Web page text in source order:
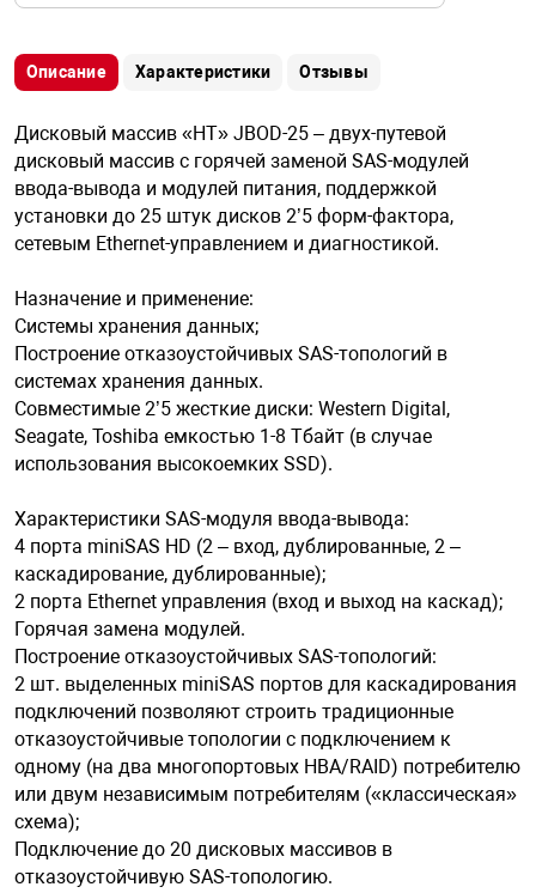
техника
средства охраны
сигнализации
безопасность
Описание Характеристики Отзывы
Дисковый массив «НТ» JBOD-25 – двух-путевой
дисковый массив с горячей заменой SAS-модулей
ввода-вывода и модулей питания, поддержкой
установки до 25 штук дисков 2’5 форм-фактора,
сетевым Ethernet-управлением и диагностикой.
Назначение и применение:
Системы хранения данных;
Построение отказоустойчивых SAS-топологий в
системах хранения данных.
Совместимые 2’5 жесткие диски: Western Digital,
Seagate, Toshiba емкостью 1-8 Тбайт (в случае
использования высокоемких SSD).
Характеристики SAS-модуля ввода-вывода:
4 порта miniSAS HD (2 – вход, дублированные, 2 –
каскадирование, дублированные);
2 порта Ethernet управления (вход и выход на каскад);
Горячая замена модулей.
Построение отказоустойчивых SAS-топологий:
2 шт. выделенных miniSAS портов для каскадирования
подключений позволяют строить традиционные
отказоустойчивые топологии с подключением к
одному (на два многопортовых HBA/RAID) потребителю
или двум независимым потребителям («классическая»
схема);
Подключение до 20 дисковых массивов в
отказоустойчивую SAS-топологию.